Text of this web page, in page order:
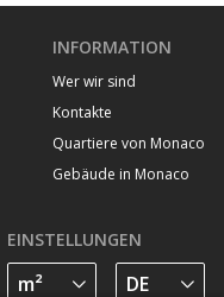
INFORMATION
Wer wir sind
Kontakte
Quartiere von Monaco
Gebäude in Monaco
EINSTELLUNGEN